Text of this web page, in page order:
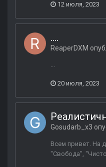
12 июля, 2023
....
ReaperDXM
...
20 июля, 2023
Gosudarb_x3
Всем привет. На
"Свобода",